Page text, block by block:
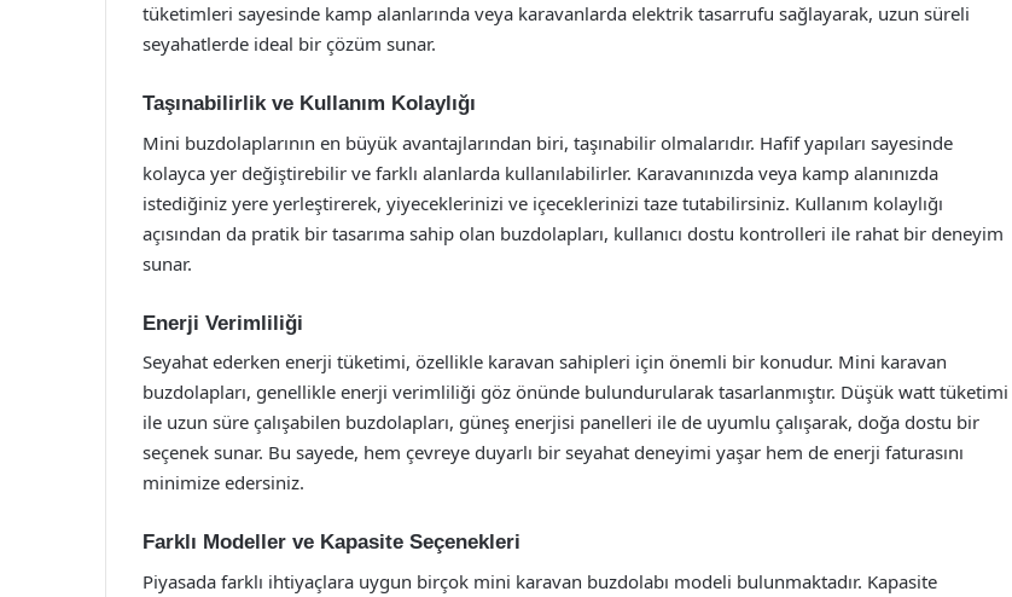
tüketimleri sayesinde kamp alanlarında veya karavanlarda elektrik tasarrufu sağlayarak, uzun süreli
seyahatlerde ideal bir çözüm sunar.
Taşınabilirlik ve Kullanım Kolaylığı
Mini buzdolaplarının en büyük avantajlarından biri, taşınabilir olmalarıdır. Hafif yapıları sayesinde
kolayca yer değiştirebilir ve farklı alanlarda kullanılabilirler. Karavanınızda veya kamp alanınızda
istediğiniz yere yerleştirerek, yiyeceklerinizi ve içeceklerinizi taze tutabilirsiniz. Kullanım kolaylığı
açısından da pratik bir tasarıma sahip olan buzdolapları, kullanıcı dostu kontrolleri ile rahat bir deneyim
sunar.
Enerji Verimliliği
Seyahat ederken enerji tüketimi, özellikle karavan sahipleri için önemli bir konudur. Mini karavan
buzdolapları, genellikle enerji verimliliği göz önünde bulundurularak tasarlanmıştır. Düşük watt tüketimi
ile uzun süre çalışabilen buzdolapları, güneş enerjisi panelleri ile de uyumlu çalışarak, doğa dostu bir
seçenek sunar. Bu sayede, hem çevreye duyarlı bir seyahat deneyimi yaşar hem de enerji faturasını
minimize edersiniz.
Farklı Modeller ve Kapasite Seçenekleri
Piyasada farklı ihtiyaçlara uygun birçok mini karavan buzdolabı modeli bulunmaktadır. Kapasite